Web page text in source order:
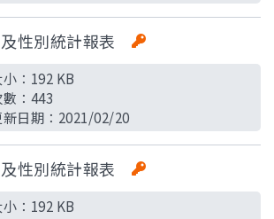
性別統計報表
： 192 KB
： 443
日期： 2021/02/20
性別統計報表
： 192 KB